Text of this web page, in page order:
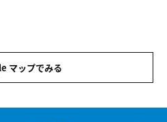
マップでみる